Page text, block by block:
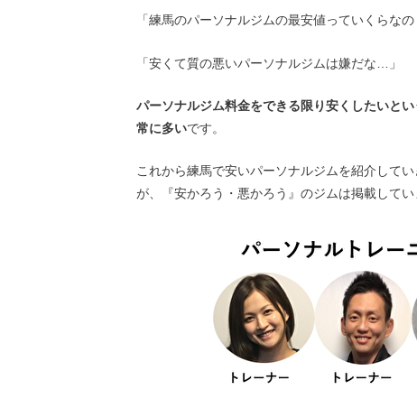
「練馬のパーソナルジムの最安値っていくらなの
「安くて質の悪いパーソナルジムは嫌だな…」
パーソナルジム料金をできる限り安くしたいと
常に多いです。
これから練馬で安いパーソナルジムを紹介してい
が、『安かろう・悪かろう』のジムは掲載して